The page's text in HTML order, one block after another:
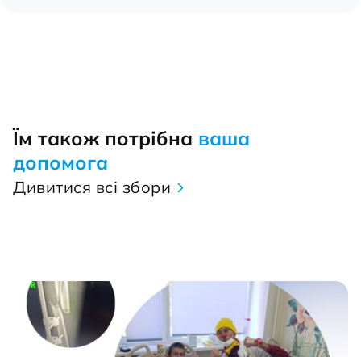
Їм також потрібна ваша
допомога
Дивитися всі збори